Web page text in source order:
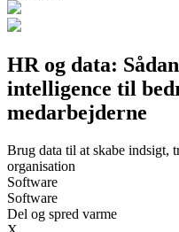
HR og data:
intelligence til
medarbejderne
Brug data til at skabe indsigt,
organisation
Software
Software
Del og spred varme